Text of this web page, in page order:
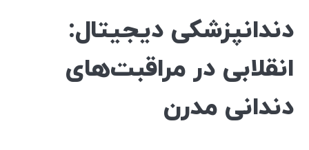
دندانپزشکی دیجیتال:
انقلابی در مراقبت‌های
دندانی مدرن